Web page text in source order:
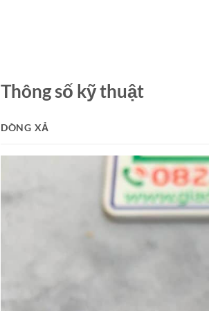
Thông số kỹ thuật
DÒNG XẢ